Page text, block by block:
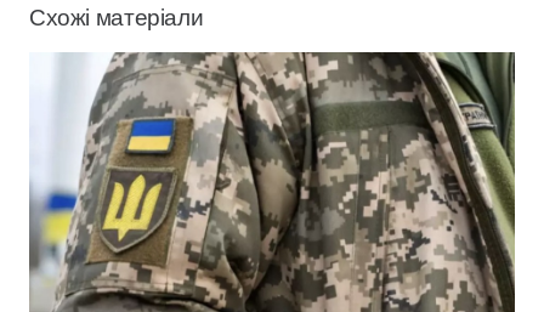
Схожі матеріали